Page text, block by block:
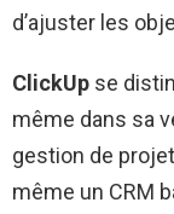
d’ajuster les
ClickUp se
même dans sa
gestion de
même un CRM